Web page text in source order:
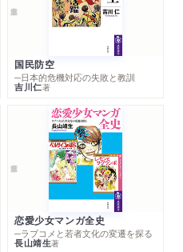
国民防空
─日本的危機対応の失敗と教訓
吉川仁著
恋愛少女マンガ全史
─ラブコメと若者文化の変遷を探る
長山靖生著